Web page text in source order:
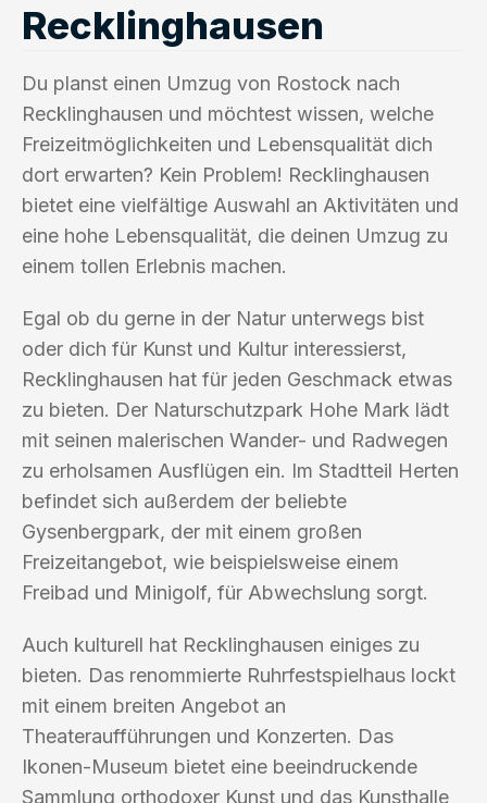
Recklinghausen
Du planst einen Umzug von Rostock nach
Recklinghausen und möchtest wissen, welche
Freizeitmöglichkeiten und Lebensqualität dich
dort erwarten? Kein Problem! Recklinghausen
bietet eine vielfältige Auswahl an Aktivitäten und
eine hohe Lebensqualität, die deinen Umzug zu
einem tollen Erlebnis machen.
Egal ob du gerne in der Natur unterwegs bist
oder dich für Kunst und Kultur interessierst,
Recklinghausen hat für jeden Geschmack etwas
zu bieten. Der Naturschutzpark Hohe Mark lädt
mit seinen malerischen Wander- und Radwegen
zu erholsamen Ausflügen ein. Im Stadtteil Herten
befindet sich außerdem der beliebte
Gysenbergpark, der mit einem großen
Freizeitangebot, wie beispielsweise einem
Freibad und Minigolf, für Abwechslung sorgt.
Auch kulturell hat Recklinghausen einiges zu
bieten. Das renommierte Ruhrfestspielhaus lockt
mit einem breiten Angebot an
Theateraufführungen und Konzerten. Das
Ikonen-Museum bietet eine beeindruckende
Sammlung orthodoxer Kunst und das Kunsthalle